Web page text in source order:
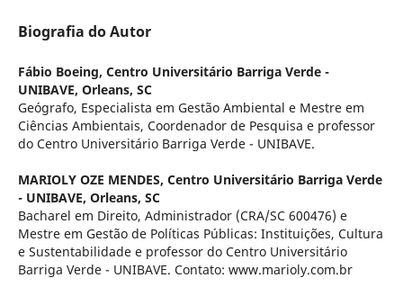
Biografia do Autor
Fábio Boeing, Centro Universitário Barriga Verde -
UNIBAVE, Orleans, SC
Geógrafo, Especialista em Gestão Ambiental e Mestre em
Ciências Ambientais, Coordenador de Pesquisa e professor
do Centro Universitário Barriga Verde - UNIBAVE.
MARIOLY OZE MENDES, Centro Universitário Barriga Verde
- UNIBAVE, Orleans, SC
Bacharel em Direito, Administrador (CRA/SC 600476) e
Mestre em Gestão de Políticas Públicas: Instituições, Cultura
e Sustentabilidade e professor do Centro Universitário
Barriga Verde - UNIBAVE. Contato: www.marioly.com.br